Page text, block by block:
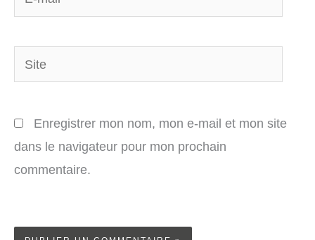
mail*
Site
Enregistrer mon nom, mon e-mail et mon site
dans le navigateur pour mon prochain
commentaire.